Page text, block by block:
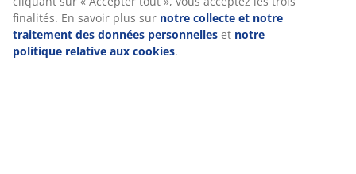
finalités. En savoir plus sur notre collecte et notre
traitement des données personnelles et notre
politique relative aux cookies.